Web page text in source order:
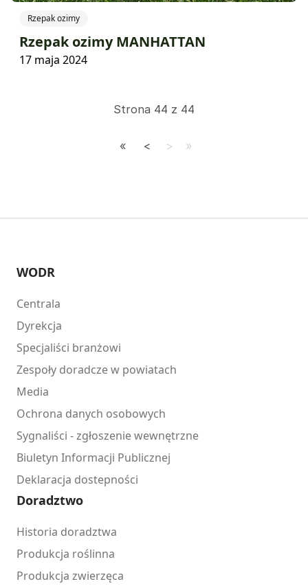
Rzepak ozimy
Rzepak ozimy MANHATTAN
17 maja 2024
Strona 44 z 44
WODR
Centrala
Dyrekcja
Specjaliści branżowi
Zespoły doradcze w powiatach
Media
Ochrona danych osobowych
Sygnaliści - zgłoszenie wewnętrzne
Biuletyn Informacji Publicznej
Deklaracja dostepności
Doradztwo
Historia doradztwa
Produkcja roślinna
Produkcja zwierzęca